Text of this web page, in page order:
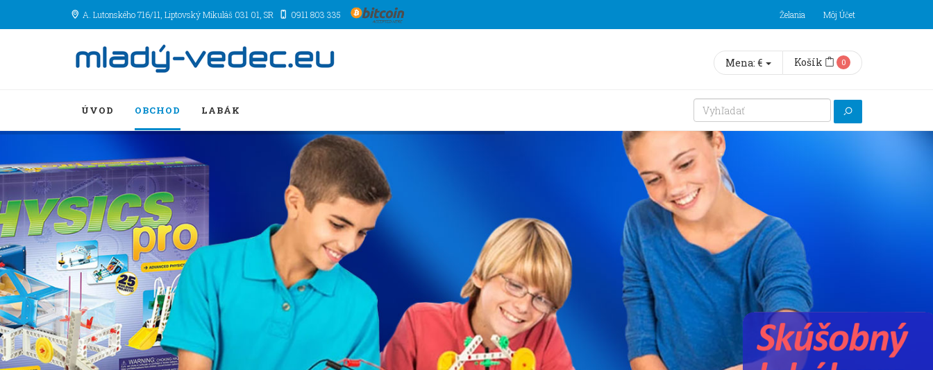
A. Lutonského 716/11 , Liptovský Mikuláš 031 01 SR 0911 803 335 Želania Môj Účet
Košík 0
Mena: €
ÚVOD OBCHOD LABÁK